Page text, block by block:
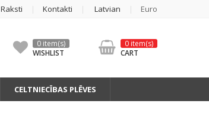
Raksti Kontakti Latvian Euro
0 item(s)
WISHLIST
0 item(s)
CART
CELTNIECĪBAS PLĒVES